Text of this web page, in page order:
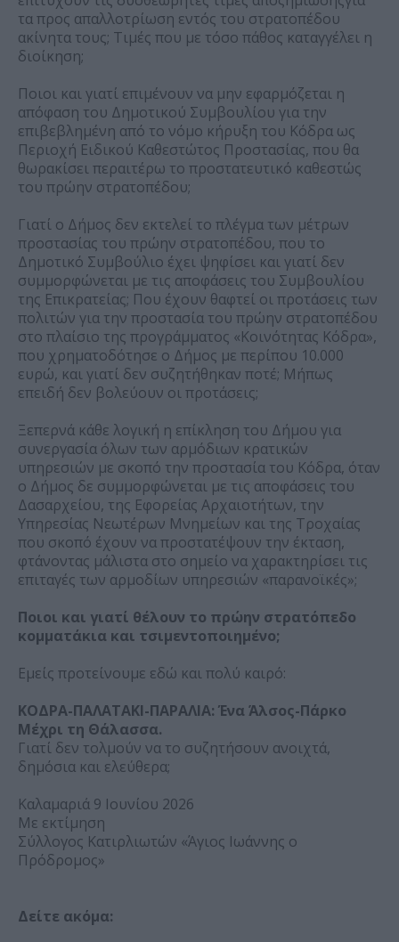
τα προς απαλλοτρίωση εντός του στρατοπέδου
ακίνητα τους; Τιμές που με τόσο πάθος καταγγέλει η
διοίκηση;
Ποιοι και γιατί επιμένουν να μην εφαρμόζεται η
απόφαση του Δημοτικού Συμβουλίου για την
επιβεβλημένη από το νόμο κήρυξη του Κόδρα ως
Περιοχή Ειδικού Καθεστώτος Προστασίας, που θα
θωρακίσει περαιτέρω το προστατευτικό καθεστώς
του πρώην στρατοπέδου;
Γιατί ο Δήμος δεν εκτελεί το πλέγμα των μέτρων
προστασίας του πρώην στρατοπέδου, που το
Δημοτικό Συμβούλιο έχει ψηφίσει και γιατί δεν
συμμορφώνεται με τις αποφάσεις του Συμβουλίου
της Επικρατείας; Που έχουν θαφτεί οι προτάσεις των
πολιτών για την προστασία του πρώην στρατοπέδου
στο πλαίσιο της προγράμματος «Κοινότητας Κόδρα»,
που χρηματοδότησε ο Δήμος με περίπου 10.000
ευρώ, και γιατί δεν συζητήθηκαν ποτέ; Μήπως
επειδή δεν βολεύουν οι προτάσεις;
Ξεπερνά κάθε λογική η επίκληση του Δήμου για
συνεργασία όλων των αρμόδιων κρατικών
υπηρεσιών με σκοπό την προστασία του Κόδρα, όταν
ο Δήμος δε συμμορφώνεται με τις αποφάσεις του
Δασαρχείου, της Εφορείας Αρχαιοτήτων, την
Υπηρεσίας Νεωτέρων Μνημείων και της Τροχαίας
που σκοπό έχουν να προστατέψουν την έκταση,
φτάνοντας μάλιστα στο σημείο να χαρακτηρίσει τις
επιταγές των αρμοδίων υπηρεσιών «παρανοϊκές»;
Ποιοι και γιατί θέλουν το πρώην στρατόπεδο
κομματάκια και τσιμεντοποιημένο;
Εμείς προτείνουμε εδώ και πολύ καιρό:
ΚΟΔΡΑ-ΠΑΛΑΤΑΚΙ-ΠΑΡΑΛΙΑ: Ένα Άλσος-Πάρκο
Μέχρι τη Θάλασσα.
Γιατί δεν τολμούν να το συζητήσουν ανοιχτά,
δημόσια και ελεύθερα;
Καλαμαριά 9 Ιουνίου 2026
Με εκτίμηση
Σύλλογος Κατιρλιωτών «Άγιος Ιωάννης ο
Πρόδρομος»
Δείτε ακόμα: